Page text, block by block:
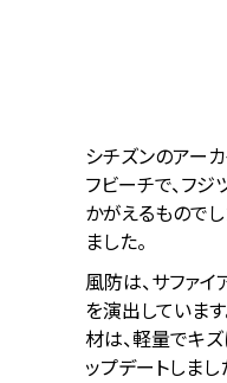
シチズンのアー
フビーチで、フ
かがえるもので
ました。
風防は、サファ
を演出していま
材は、軽量でキ
ップデートしまし